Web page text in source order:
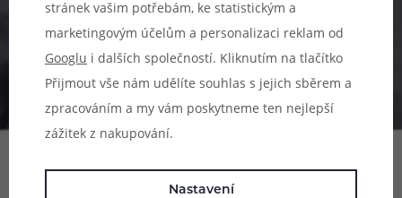
info@ejuice.cz
kdykoliv
stránek vašim potřebám, ke statistickým a
marketingovým účelům a personalizaci reklam od
Googlu i dalších společností. Kliknutím na tlačítko
Přijmout vše nám udělíte souhlas s jejich sběrem a
zpracováním a my vám poskytneme ten nejlepší
zážitek z nakupování.
Nastavení